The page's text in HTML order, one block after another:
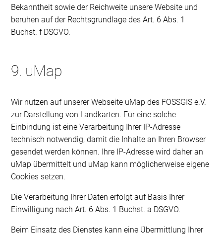
Bekanntheit sowie der Reichweite unsere Website und
beruhen auf der Rechtsgrundlage des Art. 6 Abs. 1
Buchst. f DSGVO.
9. uMap
Wir nutzen auf unserer Webseite uMap des FOSSGIS e.V.
zur Darstellung von Landkarten. Für eine solche
Einbindung ist eine Verarbeitung Ihrer IP-Adresse
technisch notwendig, damit die Inhalte an Ihren Browser
gesendet werden können. Ihre IP-Adresse wird daher an
uMap übermittelt und uMap kann möglicherweise eigene
Cookies setzen.
Die Verarbeitung Ihrer Daten erfolgt auf Basis Ihrer
Einwilligung nach Art. 6 Abs. 1 Buchst. a DSGVO.
Beim Einsatz des Dienstes kann eine Übermittlung Ihrer